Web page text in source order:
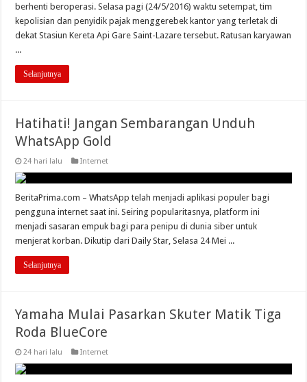
berhenti beroperasi. Selasa pagi (24/5/2016) waktu setempat, tim
kepolisian dan penyidik pajak menggerebek kantor yang terletak di
dekat Stasiun Kereta Api Gare Saint-Lazare tersebut. Ratusan karyawan
...
Selanjutnya
Hatihati! Jangan Sembarangan Unduh
WhatsApp Gold
24 hari lalu Internet
BeritaPrima.com – WhatsApp telah menjadi aplikasi populer bagi
pengguna internet saat ini. Seiring popularitasnya, platform ini
menjadi sasaran empuk bagi para penipu di dunia siber untuk
menjerat korban. Dikutip dari Daily Star, Selasa 24 Mei ...
Selanjutnya
Yamaha Mulai Pasarkan Skuter Matik Tiga
Roda BlueCore
24 hari lalu Internet